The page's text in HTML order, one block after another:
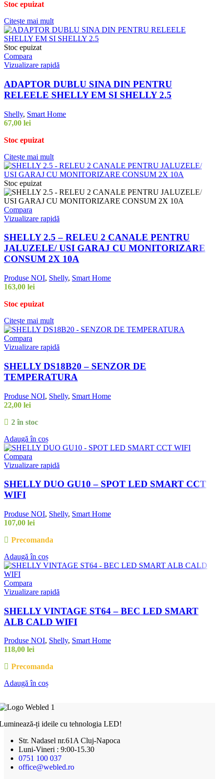
Stoc epuizat
Citește mai mult
Stoc epuizat
Compara
Vizualizare rapidă
ADAPTOR DUBLU SINA DIN PENTRU
RELEELE SHELLY EM SI SHELLY 2.5
Shelly, Smart Home
67,00 lei
Stoc epuizat
Citește mai mult
Stoc epuizat
Compara
Vizualizare rapidă
SHELLY 2.5 – RELEU 2 CANALE PENTRU
JALUZELE/ USI GARAJ CU MONITORIZARE
CONSUM 2X 10A
Produse NOI, Shelly, Smart Home
163,00 lei
Stoc epuizat
Citește mai mult
Compara
Vizualizare rapidă
SHELLY DS18B20 – SENZOR DE
TEMPERATURA
Produse NOI, Shelly, Smart Home
22,00 lei
2 în stoc
Adaugă în coș
Compara
Vizualizare rapidă
SHELLY DUO GU10 – SPOT LED SMART CCT
WIFI
Produse NOI, Shelly, Smart Home
107,00 lei
Precomanda
Adaugă în coș
Compara
Vizualizare rapidă
SHELLY VINTAGE ST64 – BEC LED SMART
ALB CALD WIFI
Produse NOI, Shelly, Smart Home
118,00 lei
Precomanda
Adaugă în coș
ți ideile cu tehnologia LED!
Str. Nadasel nr.61A Cluj-Napoca
Luni-Vineri : 9:00-15.30
0751 100 037
office@webled.ro